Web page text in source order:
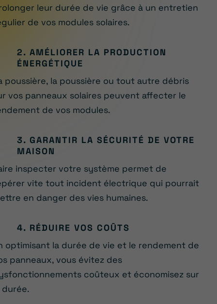
leur durée de vie grâce à un entretien
de vos modules solaires.
2. AMÉLIORER LA PRODUCTION
ÉNERGÉTIQUE
poussière, la poussière ou tout autre débris
vos panneaux solaires peuvent affecter le
de vos modules.
3. GARANTIR LA SÉCURITÉ DE VOTRE
MAISON
inspecter votre système permet de
vite tout incident électrique qui pourrait
en danger des vies humaines.
4. RÉDUIRE VOS COÛTS
optimisant la durée de vie et le rendement de
panneaux, vous évitez des
coûteux et économisez sur
durée.